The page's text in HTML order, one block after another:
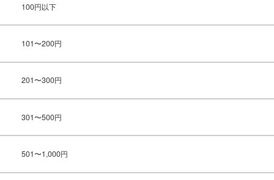
100円以下
101〜200円
201〜300円
301〜500円
501〜1,000円